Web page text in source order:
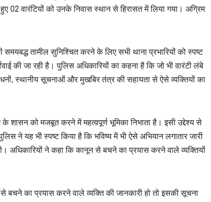
02 वारंटियों को उनके निवास स्थान से हिरासत में लिया गया। अग्रिम
समयबद्ध तामील सुनिश्चित करने के लिए सभी थाना प्रभारियों को स्पष्ट
की जा रही है। पुलिस अधिकारियों का कहना है कि जो भी वारंटी लंबे
स्थानीय सूचनाओं और मुखबिर तंत्र की सहायता से ऐसे व्यक्तियों का
शासन को मजबूत करने में महत्वपूर्ण भूमिका निभाता है। इसी उद्देश्य से
ने यह भी स्पष्ट किया है कि भविष्य में भी ऐसे अभियान लगातार जारी
अधिकारियों ने कहा कि कानून से बचने का प्रयास करने वाले व्यक्तियों
बचने का प्रयास करने वाले व्यक्ति की जानकारी हो तो इसकी सूचना